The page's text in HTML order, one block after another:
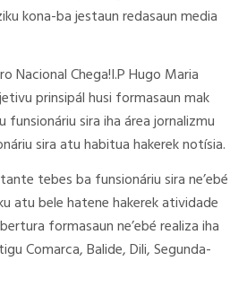
kona-ba jestaun redasaun media
Nacional Chega!I.P Hugo Maria
prinsipál husi formasaun mak
funsionáriu sira iha área jornalizmu
sira atu habitua hakerek notísia.
tebes ba funsionáriu sira ne’ebé
atu bele hatene hakerek atividade
formasaun ne’ebé realiza iha
Comarca, Balide, Dili, Segunda-